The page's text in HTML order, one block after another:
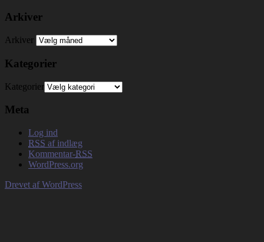
Arkiver
Arkiver
Kategorier
Kategorier
Meta
Log ind
RSS af indlæg
Kommentar-RSS
WordPress.org
Drevet af WordPress